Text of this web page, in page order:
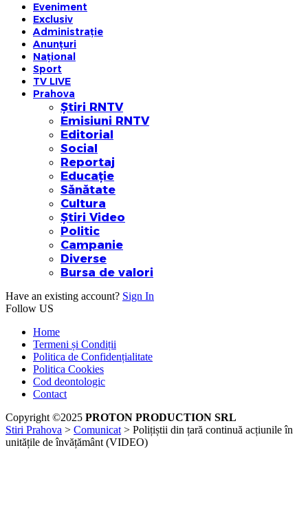
Eveniment
Exclusiv
Administrație
Anunțuri
Național
Sport
TV LIVE
Prahova
Știri RNTV
Emisiuni RNTV
Editorial
Social
Reportaj
Educație
Sănătate
Cultura
Știri Video
Politic
Campanie
Diverse
Bursa de valori
Have an existing account? Sign In
Follow US
Home
Termeni și Condiții
Politica de Confidențialitate
Politica Cookies
Cod deontologic
Contact
Copyright ©2025 PROTON PRODUCTION SRL
Stiri Prahova > Comunicat > Polițiștii din țară continuă acțiunile în
unitățile de învățământ (VIDEO)